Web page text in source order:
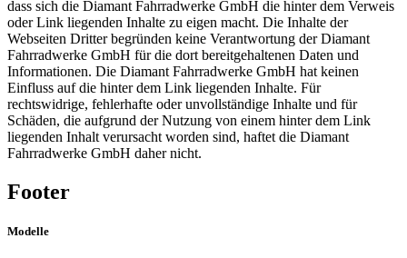
dass sich die Diamant Fahrradwerke GmbH die hinter dem Verweis
oder Link liegenden Inhalte zu eigen macht. Die Inhalte der
Webseiten Dritter begründen keine Verantwortung der Diamant
Fahrradwerke GmbH für die dort bereitgehaltenen Daten und
Informationen. Die Diamant Fahrradwerke GmbH hat keinen
Einfluss auf die hinter dem Link liegenden Inhalte. Für
rechtswidrige, fehlerhafte oder unvollständige Inhalte und für
Schäden, die aufgrund der Nutzung von einem hinter dem Link
liegenden Inhalt verursacht worden sind, haftet die Diamant
Fahrradwerke GmbH daher nicht.
Footer
Modelle